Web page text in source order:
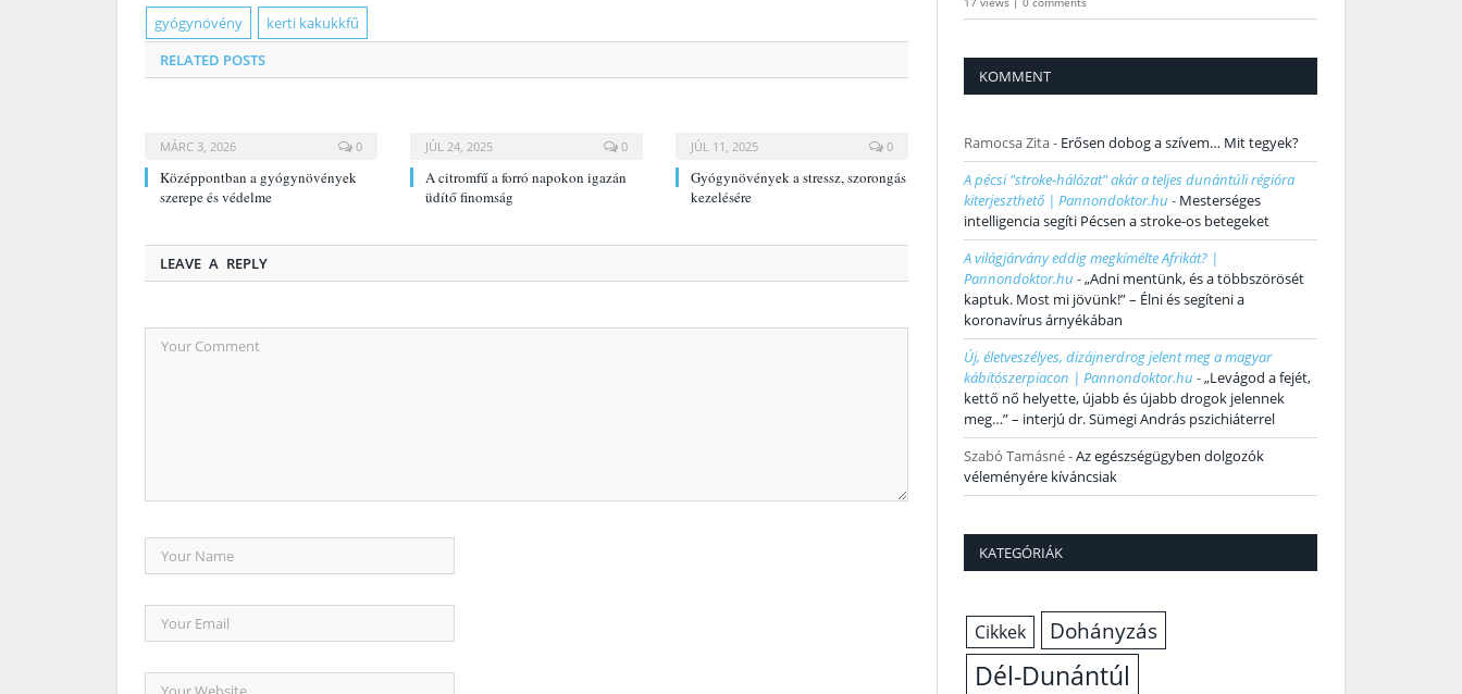
gyógynövény
kerti kakukkfű
RELATED POSTS
MÁRC 3, 2026 0
Középpontban a gyógynövények
szerepe és védelme
JÚL 24, 2025 0
A citromfű a forró napokon igazán
üdítő finomság
JÚL 11, 2025 0
Gyógynövények a stressz, szorongás
kezelésére
LEAVE A REPLY
KOMMENT
Ramocsa Zita- Erősen dobog a szívem… Mit tegyek?
A pécsi "stroke-hálózat" akár a teljes dunántúli régióra
kiterjeszthető | Pannondoktor.hu - Mesterséges
intelligencia segíti Pécsen a stroke-os betegeket
A világjárvány eddig megkímélte Afrikát? |
Pannondoktor.hu -„Adni mentünk, és a többszörösét
kaptuk. Most mi jövünk!” – Élni és segíteni a
koronavírus árnyékában
Új, életveszélyes, dizájnerdrog jelent meg a magyar
kábítószerpiacon | Pannondoktor.hu -„Levágod a fejét,
kettő nő helyette, újabb és újabb drogok jelennek
meg…” – interjú dr. Sümegi András pszichiáterrel
Szabó Tamásné-Az egészségügyben dolgozók
véleményére kíváncsiak
KATEGÓRIÁK
Cikkek Dohányzás
Dél-Dunántúl